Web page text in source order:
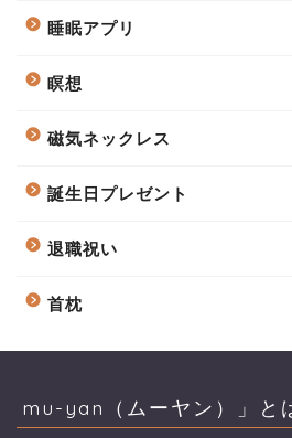
睡眠アプリ
瞑想
磁気ネックレス
誕生日プレゼント
退職祝い
首枕
mu-yan（ムーヤン）」と